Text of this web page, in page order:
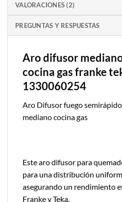
VALORACIONES (2)
PREGUNTAS Y RESPUESTAS
Aro difusor
cocina gas franke
1330060254
Aro Difusor fuego
mediano cocina gas
Este aro difusor para
para una distribución
asegurando un rendimiento
Franke y Teka.